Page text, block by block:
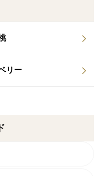
いただけると助かりま
リー